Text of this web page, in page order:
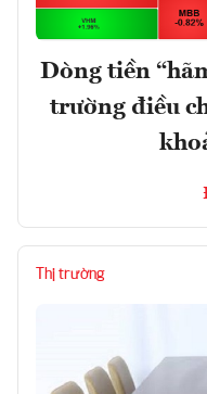
Dòng tiền
trường điều
Thị trường